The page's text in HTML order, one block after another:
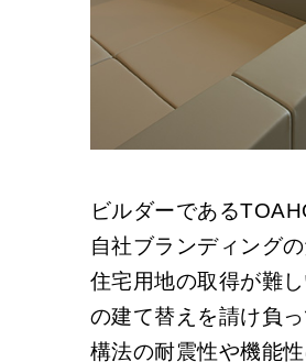
ビルダーである
自社ブランディング
住宅用地の取得が難
の建て替えを請け負
構法の耐震性や機能